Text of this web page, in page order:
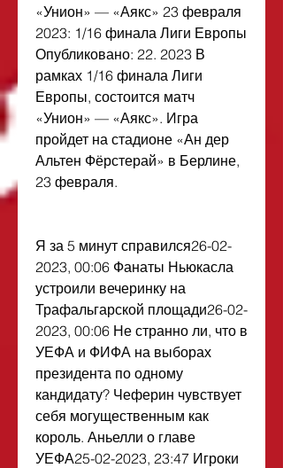
«Унион» — «Аякс» 23 февраля
2023: 1/16 финала Лиги Европы
Опубликовано: 22. 2023 В
рамках 1/16 финала Лиги
Европы, состоится матч
«Унион» — «Аякс». Игра
пройдет на стадионе «Ан дер
Альтен Фёрстерай» в Берлине,
23 февраля.
Я за 5 минут справился26-02-
2023, 00:06 Фанаты Ньюкасла
устроили вечеринку на
Трафальгарской площади26-02-
2023, 00:06 Не странно ли, что в
УЕФА и ФИФА на выборах
президента по одному
кандидату? Чеферин чувствует
себя могущественным как
король. Аньелли о главе
УЕФА25-02-2023, 23:47 Игроки